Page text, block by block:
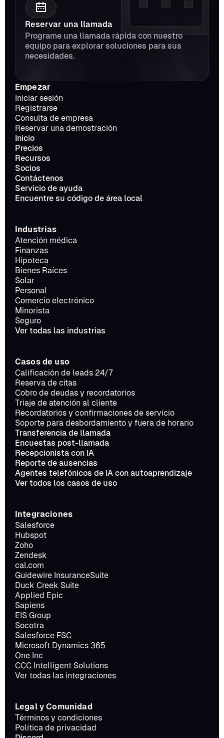
Reservar una llamada
Programe una llamada rápida con nuestro
equipo para explorar soluciones para sus
necesidades.
Empezar
Iniciar sesión
Registrarse
Consulta de empresa
Reservar una demostración
Inicio
Precios
Recursos
Socios
Contáctenos
Servicio de ayuda
Encuentre su código de área local
Industrias
Atención médica
Finanzas
Hipoteca
Bienes Raíces
Solar
Personal
Comercio electrónico
Minorista
Seguro
Ver todas las industrias
Casos de uso
Calificación de leads 24/7
Reserva de citas
Cobro de deudas y recordatorios
Triaje de atención al cliente
Recordatorios y confirmaciones de servicio
Soporte para desbordamiento y fuera de horario
Transferencia de llamada
Encuestas post-llamada
Recepcionista con IA
Reporte de ausencias
Agentes telefónicos de IA con autoaprendizaje
Ver todos los casos de uso
Integraciones
Salesforce
Hubspot
Zoho
Zendesk
cal.com
Guidewire InsuranceSuite
Duck Creek Suite
Applied Epic
Sapiens
EIS Group
Socotra
Salesforce FSC
Microsoft Dynamics 365
One Inc
CCC Intelligent Solutions
Ver todas las integraciones
Legal y Comunidad
Términos y condiciones
Política de privacidad